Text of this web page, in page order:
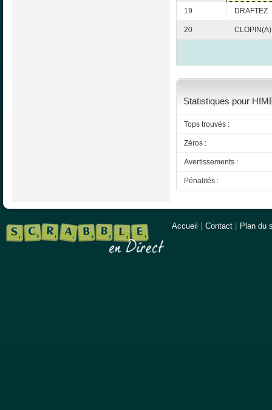
19 DRAFTEZ
20 CLOPIN(A)
Statistiques pour
Tops trouvés :
Zéros :
Avertissements :
Pénalités :
Accueil Contact Plan du